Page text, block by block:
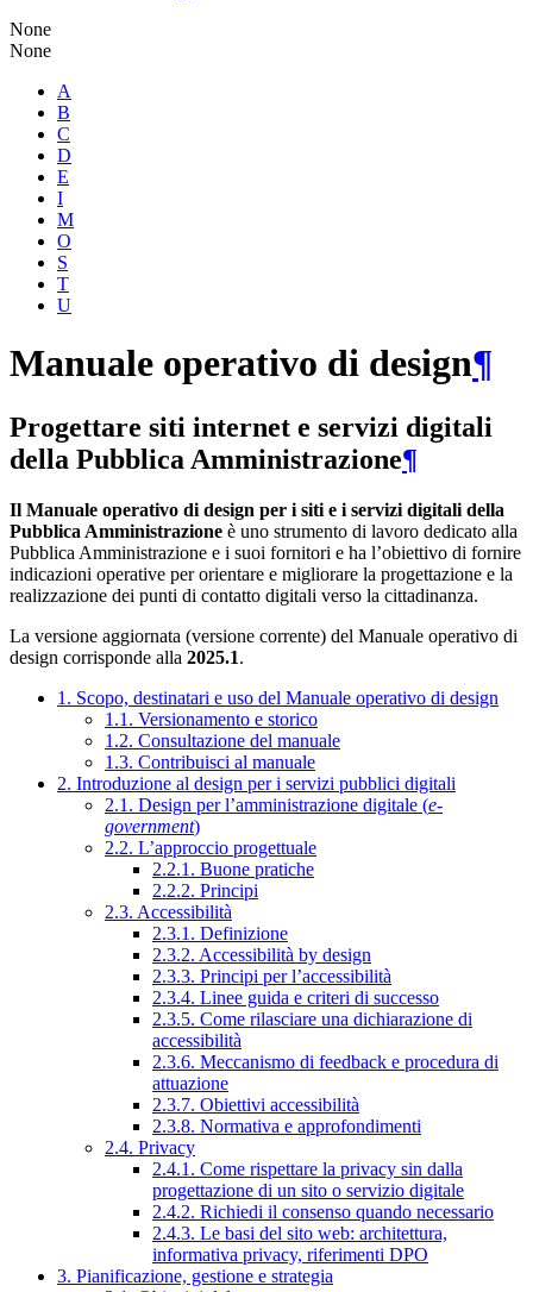
None
None
A
B
C
D
E
I
M
O
S
T
U
Manuale operativo di design¶
Progettare siti internet e servizi digitali
della Pubblica Amministrazione¶
Il Manuale operativo di design per i siti e i servizi digitali della
Pubblica Amministrazione è uno strumento di lavoro dedicato alla
Pubblica Amministrazione e i suoi fornitori e ha l’obiettivo di fornire
indicazioni operative per orientare e migliorare la progettazione e la
realizzazione dei punti di contatto digitali verso la cittadinanza.
La versione aggiornata (versione corrente) del Manuale operativo di
design corrisponde alla 2025.1.
1. Scopo, destinatari e uso del Manuale operativo di design
1.1. Versionamento e storico
1.2. Consultazione del manuale
1.3. Contribuisci al manuale
2. Introduzione al design per i servizi pubblici digitali
2.1. Design per l’amministrazione digitale (e-
government)
2.2. L’approccio progettuale
2.2.1. Buone pratiche
2.2.2. Principi
2.3. Accessibilità
2.3.1. Definizione
2.3.2. Accessibilità by design
2.3.3. Principi per l’accessibilità
2.3.4. Linee guida e criteri di successo
2.3.5. Come rilasciare una dichiarazione di
accessibilità
2.3.6. Meccanismo di feedback e procedura di
attuazione
2.3.7. Obiettivi accessibilità
2.3.8. Normativa e approfondimenti
2.4. Privacy
2.4.1. Come rispettare la privacy sin dalla
progettazione di un sito o servizio digitale
2.4.2. Richiedi il consenso quando necessario
2.4.3. Le basi del sito web: architettura,
informativa privacy, riferimenti DPO
3. Pianificazione, gestione e strategia